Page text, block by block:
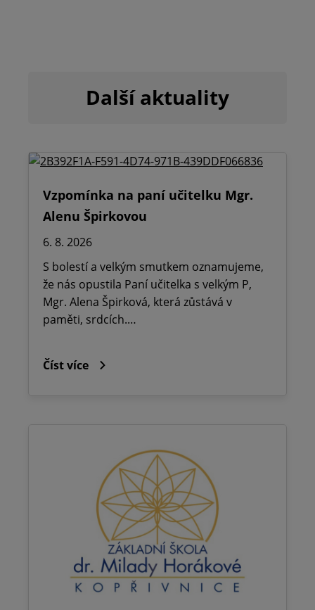
Další aktuality
Vzpomínka na paní učitelku Mgr.
Alenu Špirkovou
6. 8. 2026
S bolestí a velkým smutkem oznamujeme,
že nás opustila Paní učitelka s velkým P,
Mgr. Alena Špirková, která zůstává v
paměti, srdcích.…
Číst více